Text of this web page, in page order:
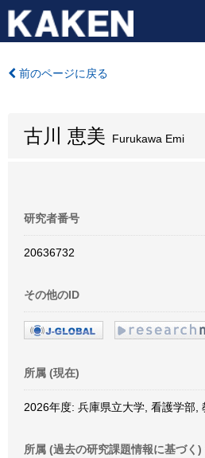
前のページに戻る
古川 恵美 Furukawa Emi
研究者番号
20636732
その他のID
所属 (現在)
2026年度: 兵庫県立大学, 看護学部,
所属 (過去の研究課題情報に基づく)